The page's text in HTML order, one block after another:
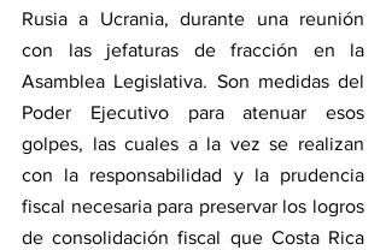
Rusia a Ucrania, durante una reunión
con las jefaturas de fracción en la
Asamblea Legislativa. Son medidas del
Poder Ejecutivo para atenuar esos
golpes, las cuales a la vez se realizan
con la responsabilidad y la prudencia
fiscal necesaria para preservar los logros
de consolidación fiscal que Costa Rica